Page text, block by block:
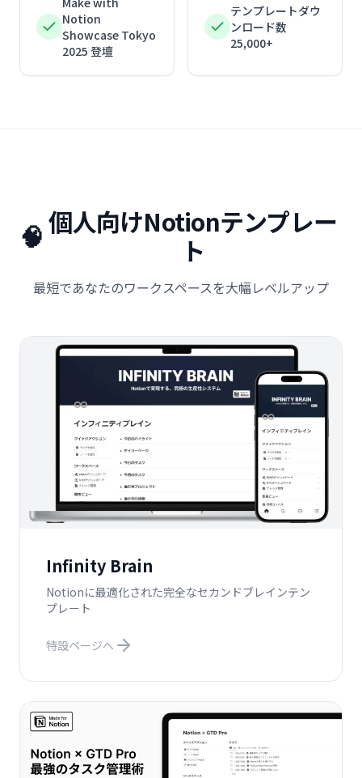
Notion
Showcase Tokyo
2025 登壇
テンプレートダウ
ンロード数
25,000+
🧠個人向けNotionテンプレー
ト
最短であなたのワークスペースを大幅レベルアップ
Infinity Brain
Notionに最適化された完全なセカンドブレインテン
プレート
特設ページへ